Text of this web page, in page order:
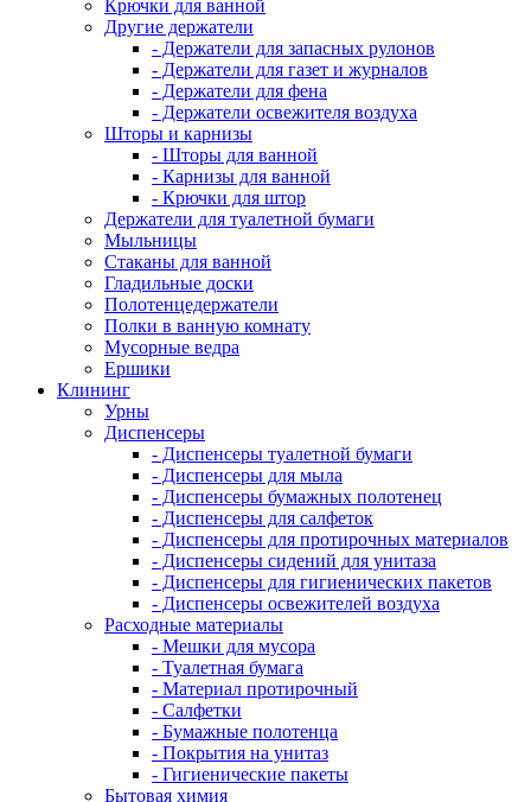
Крючки для ванной
Другие держатели
- Держатели для запасных рулонов
- Держатели для газет и журналов
- Держатели для фена
- Держатели освежителя воздуха
Шторы и карнизы
- Шторы для ванной
- Карнизы для ванной
- Крючки для штор
Держатели для туалетной бумаги
Мыльницы
Стаканы для ванной
Гладильные доски
Полотенцедержатели
Полки в ванную комнату
Мусорные ведра
Ершики
Клининг
Урны
Диспенсеры
- Диспенсеры туалетной бумаги
- Диспенсеры для мыла
- Диспенсеры бумажных полотенец
- Диспенсеры для салфеток
- Диспенсеры для протирочных материалов
- Диспенсеры сидений для унитаза
- Диспенсеры для гигиенических пакетов
- Диспенсеры освежителей воздуха
Расходные материалы
- Мешки для мусора
- Туалетная бумага
- Материал протирочный
- Салфетки
- Бумажные полотенца
- Покрытия на унитаз
- Гигиенические пакеты
Бытовая химия